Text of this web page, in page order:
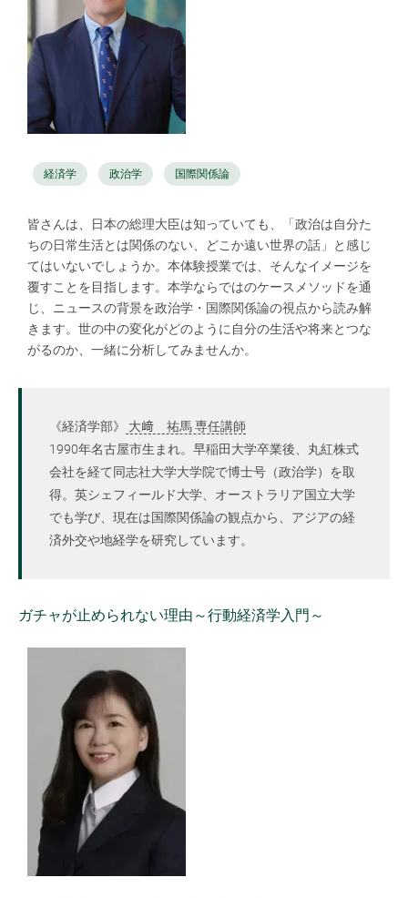
経済学 政治学 国際関係論
皆さんは、日本の総理大臣は知っていても、「政治は自分た
ちの日常生活とは関係のない、どこか遠い世界の話」と感じ
てはいないでしょうか。本体験授業では、そんなイメージを
覆すことを目指します。本学ならではのケースメソッドを通
じ、ニュースの背景を政治学・国際関係論の視点から読み解
きます。世の中の変化がどのように自分の生活や将来とつな
がるのか、一緒に分析してみませんか。
《経済学部》
大﨑 祐馬 専任講師
1990年名古屋市生まれ。早稲田大学卒業後、丸紅株式
会社を経て同志社大学大学院で博士号（政治学）を取
得。英シェフィールド大学、オーストラリア国立大学
でも学び、現在は国際関係論の観点から、アジアの経
済外交や地経学を研究しています。
ガチャが止められない理由～行動経済学入門～